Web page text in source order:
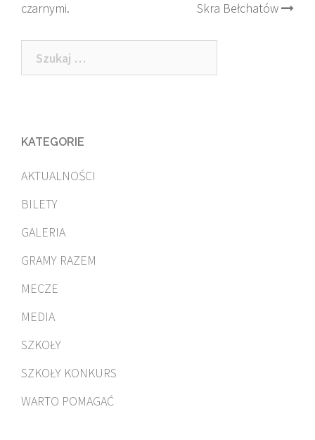
navigation
czarnymi. Skra Bełchatów
Szukaj:
KATEGORIE
AKTUALNOŚCI
BILETY
GALERIA
GRAMY RAZEM
MECZE
MEDIA
SZKOŁY
SZKOŁY KONKURS
WARTO POMAGAĆ